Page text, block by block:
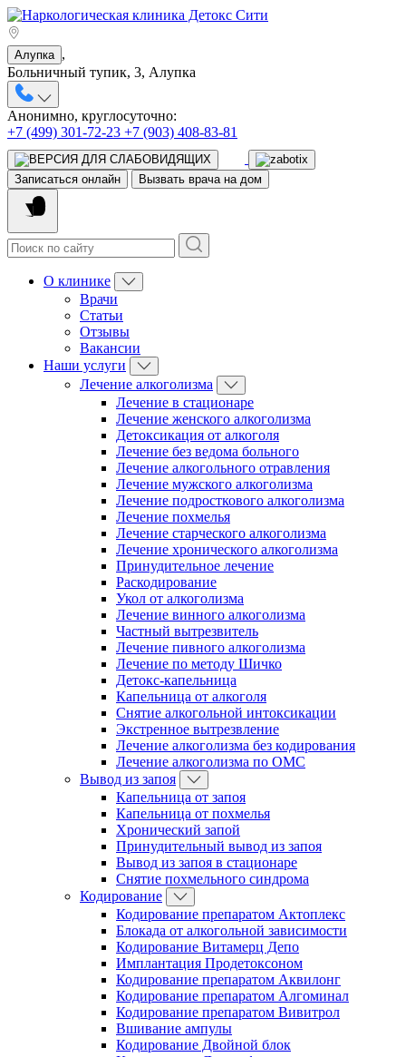
Алупка ,
Больничный тупик, 3, Алупка
Анонимно, круглосуточно:
+7 (499) 301-72-23 +7 (903) 408-83-81
Записаться онлайн Вызвать врача на дом
О клинике
Врачи
Статьи
Отзывы
Вакансии
Наши услуги
Лечение алкоголизма
Лечение в стационаре
Лечение женского алкоголизма
Детоксикация от алкоголя
Лечение без ведома больного
Лечение алкогольного отравления
Лечение мужского алкоголизма
Лечение подросткового алкоголизма
Лечение похмелья
Лечение старческого алкоголизма
Лечение хронического алкоголизма
Принудительное лечение
Раскодирование
Укол от алкоголизма
Лечение винного алкоголизма
Частный вытрезвитель
Лечение пивного алкоголизма
Лечение по методу Шичко
Детокс-капельница
Капельница от алкоголя
Снятие алкогольной интоксикации
Экстренное вытрезвление
Лечение алкоголизма без кодирования
Лечение алкоголизма по ОМС
Вывод из запоя
Капельница от запоя
Капельница от похмелья
Хронический запой
Принудительный вывод из запоя
Вывод из запоя в стационаре
Снятие похмельного синдрома
Кодирование
Кодирование препаратом Актоплекс
Блокада от алкогольной зависимости
Кодирование Витамерц Депо
Имплантация Продетоксоном
Кодирование препаратом Аквилонг
Кодирование препаратом Алгоминал
Кодирование препаратом Вивитрол
Вшивание ампулы
Кодирование Двойной блок